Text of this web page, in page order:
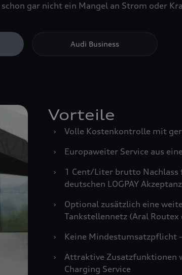
gar nicht ein Mangel an Strom oder
Audi Business
Vorteile
›
Volle Kostenkontrolle mit
›
Europaweiter Service aus
›
1 Cent/Liter brutto
deutschen LOGPAY
›
Optional zusätzlich eine
Tankstellennetz (Aral
›
Keine Mindestumsatzpflicht
›
Attraktive Zusatzfunktionen
Charging Service